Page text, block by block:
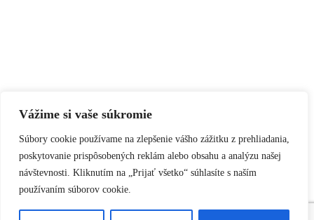
Vážime si vaše súkromie
Súbory cookie používame na zlepšenie vášho zážitku z prehliadania,
poskytovanie prispôsobených reklám alebo obsahu a analýzu našej
návštevnosti. Kliknutím na „Prijať všetko“ súhlasíte s naším
používaním súborov cookie.